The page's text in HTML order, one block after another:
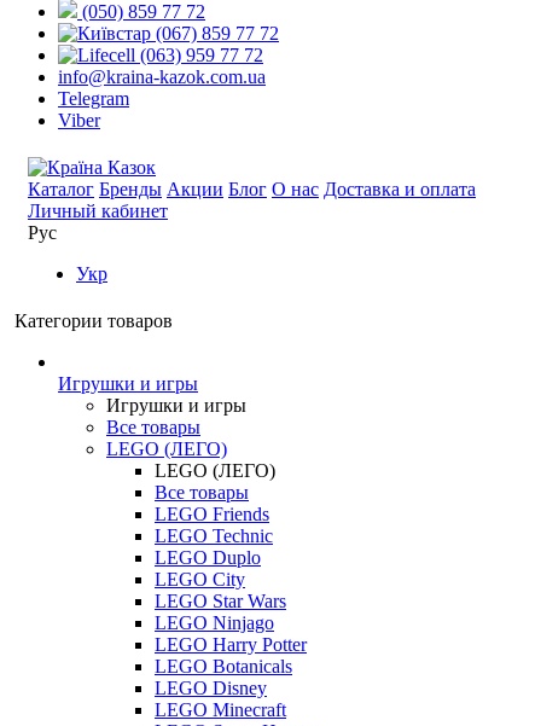
(050) 859 77 72
(067) 859 77 72
(063) 959 77 72
info@kraina-kazok.com.ua
Telegram
Viber
Каталог Бренды Акции Блог О нас Доставка и оплата
Личный кабинет
Рус
Укр
Категории товаров
Игрушки и игры
Игрушки и игры
Все товары
LEGO (ЛЕГО)
LEGO (ЛЕГО)
Все товары
LEGO Friends
LEGO Technic
LEGO Duplo
LEGO City
LEGO Star Wars
LEGO Ninjago
LEGO Harry Potter
LEGO Botanicals
LEGO Disney
LEGO Minecraft